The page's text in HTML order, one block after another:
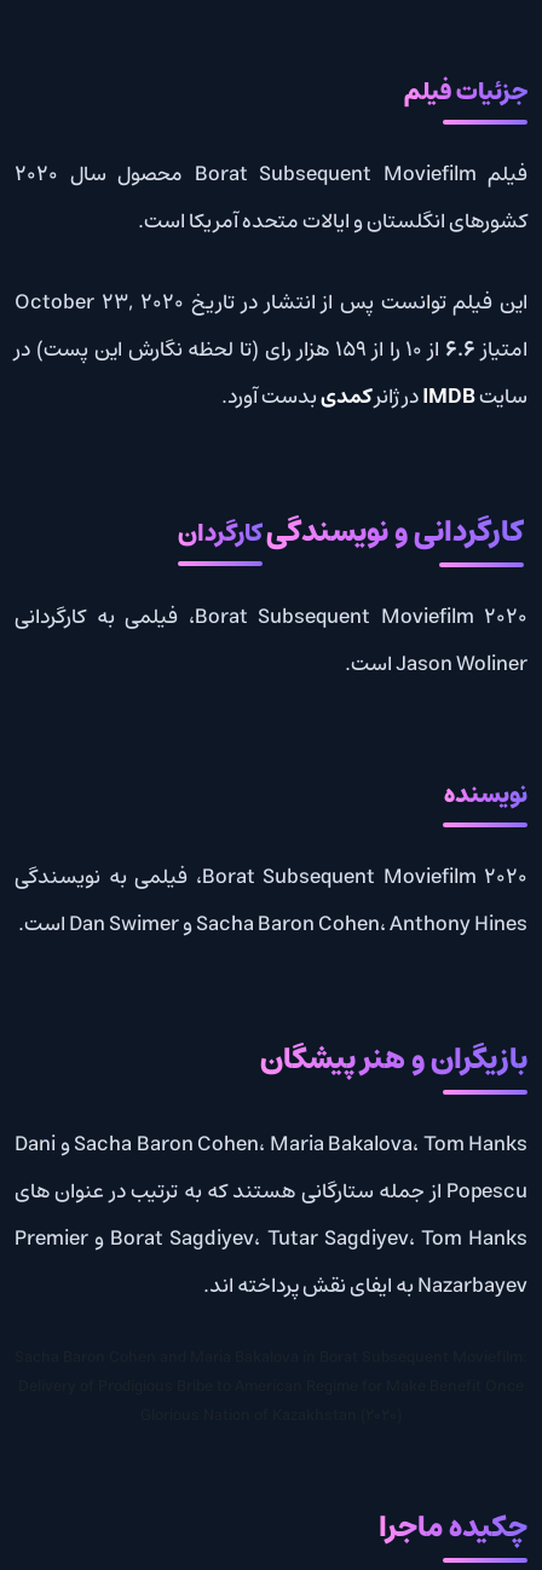
جزئیات فیلم
فیلم Borat Subsequent Moviefilm محصول سال 2020
کشورهای انگلستان و ایالات متحده آمریکا است.
این فیلم توانست پس از انتشار در تاریخ October 23, 2020
امتیاز6.6
از 10 را از 159 هزار رای (تا لحظه نگارش این پست) در
سایتIMDBدر ژانرکمدیبدست آورد.
کارگردانی و نویسندگیکارگردان
Borat Subsequent Moviefilm 2020، فیلمی به کارگردانی
Jason Woliner است.
نویسنده
Borat Subsequent Moviefilm 2020، فیلمی به نویسندگی
Sacha Baron Cohen، Anthony Hines و Dan Swimer است.
بازیگران و هنر پیشگان
Sacha Baron Cohen، Maria Bakalova، Tom Hanks و Dani
Popescu از جمله ستارگانی هستند که به ترتیب در عنوان های
Borat Sagdiyev، Tutar Sagdiyev، Tom Hanks و Premier
Nazarbayev به ایفای نقش پرداخته اند.
چکیده ماجرا